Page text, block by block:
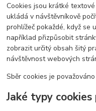
Cookies jsou krátké
ukládá v návštěvníkově
prohlížeč pokaždé, když se
například přizpůsobit
zobrazit určitý obsah šitý
návštěvnost webových
Sběr cookies je
Jaké typy cookies